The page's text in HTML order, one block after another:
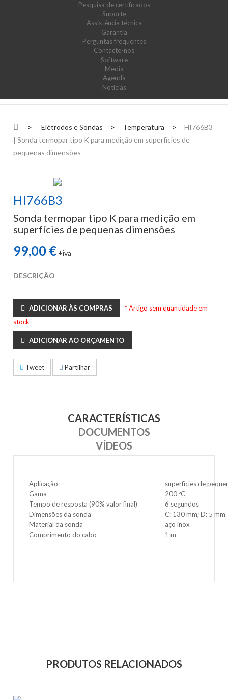
Pesquisa de certificados
Suporte
Assistência técnica
Garantia
Perguntas frequentes
Contacte-nos
Software
Media
Agenda
Notícias
> Elétrodos e Sondas > Temperatura >
HI766B3
| Sonda termopar tipo K para medição em superfícies de
pequenas dimensões
HI766B3
Sonda termopar tipo K para medição em
superfícies de pequenas dimensões
99,00 € +iva
DESCRIÇÃO
ADICIONAR ÀS COMPRAS
* Artigo sem quantidade em
stock
ADICIONAR AO ORÇAMENTO
Tweet Partilhar
CARACTERÍSTICAS
DOCUMENTOS
VÍDEOS
Aplicação
superfícies de
Gama
200 ºC
Tempo de resposta (90% valor final)
6 segundos
Dimensões da sonda
C: 130 mm; D: 5 mm
Material da sonda
aço inox
Comprimento do cabo
1 m
PRODUTOS RELACIONADOS